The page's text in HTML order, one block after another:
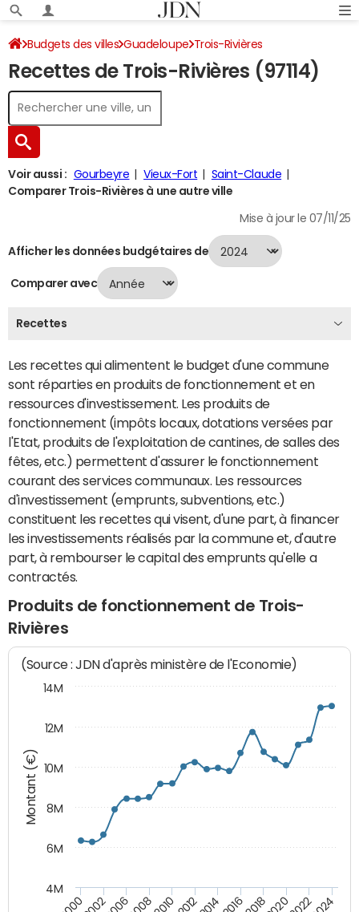
Budgets des villes Guadeloupe Trois-Rivières
Recettes 2024
Recettes de Trois-Rivières (97114)
Voir aussi : Gourbeyre Vieux-Fort
Saint-Claude
Comparer Trois-Rivières à une autre ville
Mise à jour le 07/11/25
Afficher les données budgétaires de
Comparer avec
Recettes
Les recettes qui alimentent le budget d'une commune
sont réparties en produits de fonctionnement et en
ressources d'investissement. Les produits de
fonctionnement (impôts locaux, dotations versées par
l'Etat, produits de l'exploitation de cantines, de salles des
fêtes, etc.) permettent d'assurer le fonctionnement
courant des services communaux. Les ressources
d'investissement (emprunts, subventions, etc.)
constituent les recettes qui visent, d'une part, à financer
les investissements réalisés par la commune et, d'autre
part, à rembourser le capital des emprunts qu'elle a
contractés.
Produits de fonctionnement de Trois-
Rivières
Montant (€)
(Source : JDN d'après ministère de l'Economie)
2010 2012 20162018
4M
6M
8M
10M
12M
14M